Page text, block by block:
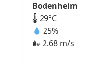
Bodenheim
🌡 29°C
25%
🌬 2.68 m/s